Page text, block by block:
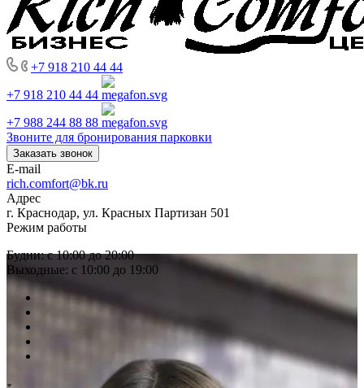
+7 918 210 44 44
+7 918 210 44 44
+7 988 244 88 88
Звоните для бронирования парковки
Заказать звонок
E-mail
rich.comfort@bk.ru
Адрес
г. Краснодар, ул. Красных Партизан 501
Режим работы
Будни: с 10:00 до 20:00
Выходные: с 10:00 до 19:00